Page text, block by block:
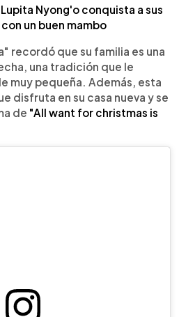
Lupita Nyong'o conquista a sus
un buen mambo
recordó que su familia es una
una tradición que le
muy pequeña. Además, esta
disfruta en su casa nueva y se
de "All want for christmas is